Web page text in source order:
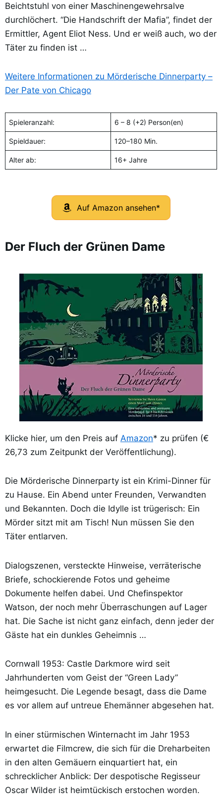
Beichtstuhl von einer Maschinengewehrsalve
durchlöchert. “Die Handschrift der Mafia”, findet der
Ermittler, Agent Eliot Ness. Und er weiß auch, wo der
Täter zu finden ist …
Weitere Informationen zu Mörderische Dinnerparty –
Der Pate von Chicago
Spieleranzahl: 6 – 8 (+2) Person(en)
Spieldauer: 120–180 Min.
Alter ab: 16+ Jahre
Auf Amazon ansehen*
Der Fluch der Grünen Dame
Klicke hier, um den Preis auf Amazon* zu prüfen (€
26,73 zum Zeitpunkt der Veröffentlichung).
Die Mörderische Dinnerparty ist ein Krimi-Dinner für
zu Hause. Ein Abend unter Freunden, Verwandten
und Bekannten. Doch die Idylle ist trügerisch: Ein
Mörder sitzt mit am Tisch! Nun müssen Sie den
Täter entlarven.
Dialogszenen, versteckte Hinweise, verräterische
Briefe, schockierende Fotos und geheime
Dokumente helfen dabei. Und Chefinspektor
Watson, der noch mehr Überraschungen auf Lager
hat. Die Sache ist nicht ganz einfach, denn jeder der
Gäste hat ein dunkles Geheimnis …
Cornwall 1953: Castle Darkmore wird seit
Jahrhunderten vom Geist der “Green Lady”
heimgesucht. Die Legende besagt, dass die Dame
es vor allem auf untreue Ehemänner abgesehen hat.
In einer stürmischen Winternacht im Jahr 1953
erwartet die Filmcrew, die sich für die Dreharbeiten
in den alten Gemäuern einquartiert hat, ein
schrecklicher Anblick: Der despotische Regisseur
Oscar Wilder ist heimtückisch erstochen worden.